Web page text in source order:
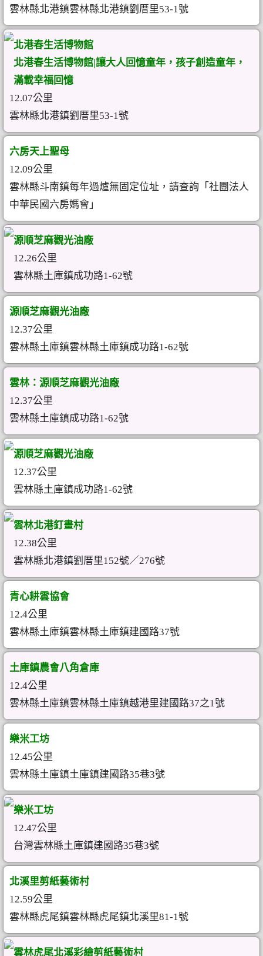
雲林縣北港鎮雲林縣北港鎮劉厝里53-1號
北港春生活博物館
北港春生活博物館|讓大人回憶童年，孩子創造童年，
滿載幸福回憶
12.07公里
雲林縣北港鎮劉厝里53-1號
六房天上聖母
12.09公里
雲林縣斗南鎮每年過爐無固定位址，請查詢「社團法人
中華民國六房媽會」
源順芝麻觀光油廠
12.26公里
雲林縣土庫鎮成功路1-62號
源順芝麻觀光油廠
12.37公里
雲林縣土庫鎮雲林縣土庫鎮成功路1-62號
雲林：源順芝麻觀光油廠
12.37公里
雲林縣土庫鎮成功路1-62號
源順芝麻觀光油廠
12.37公里
雲林縣土庫鎮成功路1-62號
雲林北港釘畫村
12.38公里
雲林縣北港鎮劉厝里152號／276號
青心耕雲協會
12.4公里
雲林縣土庫鎮雲林縣土庫鎮建國路37號
土庫鎮農會八角倉庫
12.4公里
雲林縣土庫鎮雲林縣土庫鎮越港里建國路37之1號
樂米工坊
12.45公里
雲林縣土庫鎮土庫鎮建國路35巷3號
樂米工坊
12.47公里
台灣雲林縣土庫鎮建國路35巷3號
北溪里剪紙藝術村
12.59公里
雲林縣虎尾鎮雲林縣虎尾鎮北溪里81-1號
雲林虎尾北溪彩繪剪紙藝術村